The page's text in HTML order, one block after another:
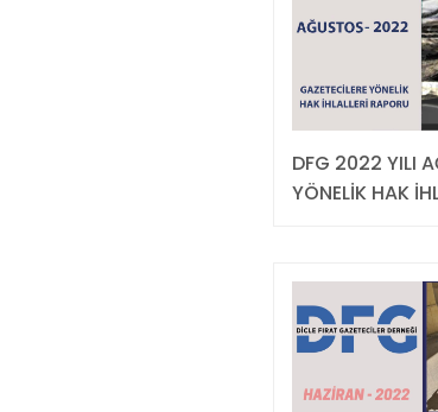
DFG 2022 YILI
YÖNELİK HAK